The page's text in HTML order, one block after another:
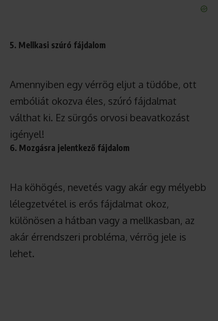
5. Mellkasi szúró fájdalom
Amennyiben egy vérrög eljut a tüdőbe, ott
embóliát okozva éles, szúró fájdalmat
válthat ki. Ez sürgős orvosi beavatkozást
igényel!
6. Mozgásra jelentkező fájdalom
Ha köhögés, nevetés vagy akár egy mélyebb
lélegzetvétel is erős fájdalmat okoz,
különösen a hátban vagy a mellkasban, az
akár érrendszeri probléma, vérrög jele is
lehet.